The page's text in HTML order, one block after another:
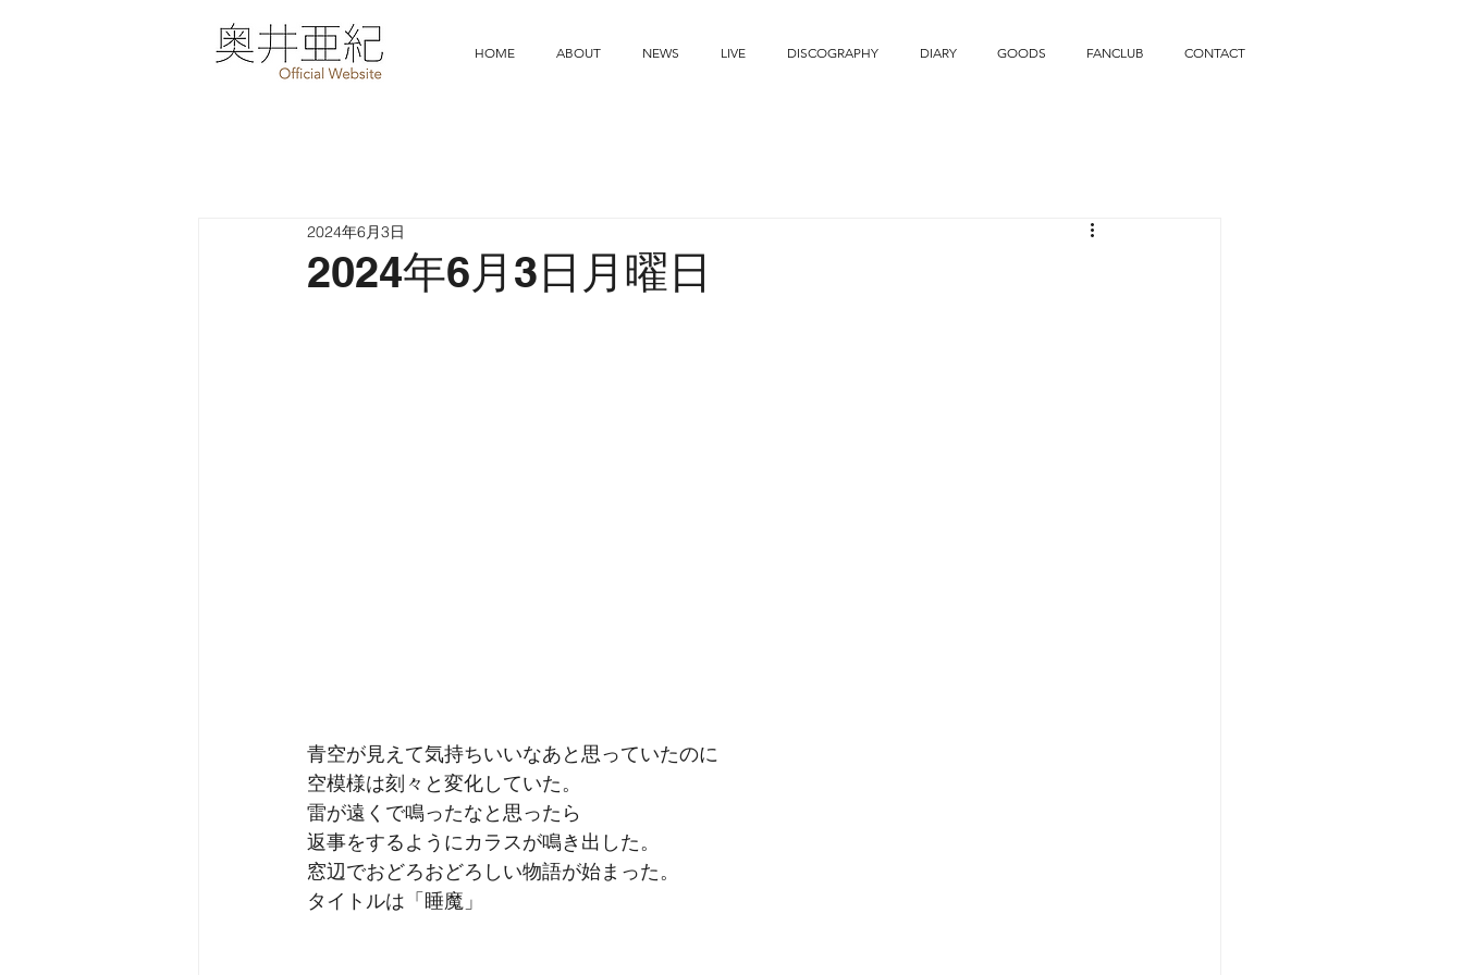
HOME ABOUT NEWS LIVE DISCOGRAPHY DIARY GOODS FANCLUB CONTACT
2024年6月3日月曜日
2024年6月3日
青空が見えて気持ちいいなあと思っていたのに
空模様は刻々と変化していた。
雷が遠くで鳴ったなと思ったら
返事をするようにカラスが鳴き出した。
窓辺でおどろおどろしい物語が始まった。
タイトルは「睡魔」